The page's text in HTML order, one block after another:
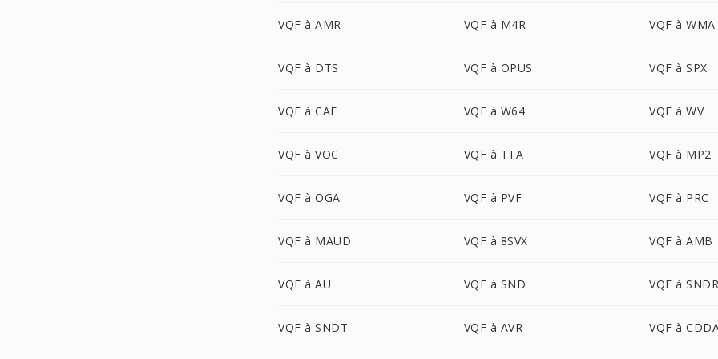
VQF à AMR VQF à M4R VQF à WMA
VQF à DTS VQF à OPUS VQF à SPX
VQF à CAF VQF à W64 VQF à WV
VQF à VOC VQF à TTA VQF à MP2
VQF à OGA VQF à PVF VQF à PRC
VQF à MAUD VQF à 8SVX VQF à AMB
VQF à AU VQF à SND VQF à
VQF à SNDT VQF à AVR VQF à